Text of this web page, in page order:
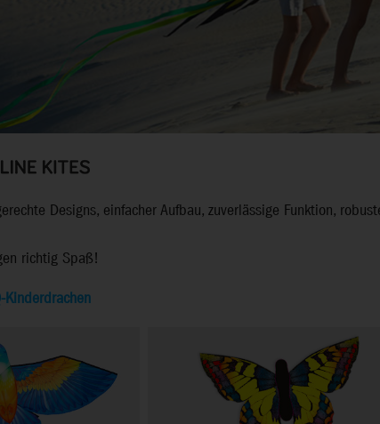
Designs, einfacher Aufbau, zuverlässige Funktion,
richtig Spaß!
Kinderdrachen